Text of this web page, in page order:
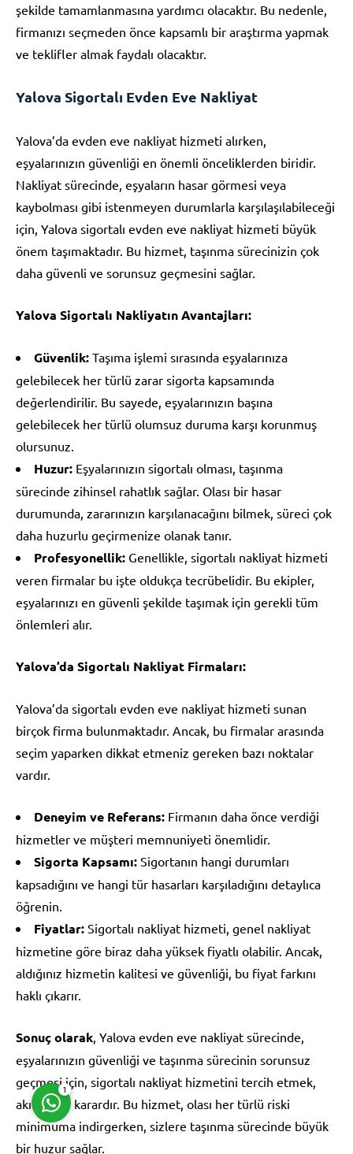
şekilde tamamlanmasına yardımcı olacaktır. Bu nedenle,
firmanızı seçmeden önce kapsamlı bir araştırma yapmak
ve teklifler almak faydalı olacaktır.
Yalova Sigortalı Evden Eve Nakliyat
Yalova’da evden eve nakliyat hizmeti alırken,
eşyalarınızın güvenliği en önemli önceliklerden biridir.
Nakliyat sürecinde, eşyaların hasar görmesi veya
kaybolması gibi istenmeyen durumlarla karşılaşılabileceği
için, Yalova sigortalı evden eve nakliyat hizmeti büyük
önem taşımaktadır. Bu hizmet, taşınma sürecinizin çok
daha güvenli ve sorunsuz geçmesini sağlar.
Yalova Sigortalı Nakliyatın Avantajları:
Güvenlik: Taşıma işlemi sırasında eşyalarınıza
gelebilecek her türlü zarar sigorta kapsamında
değerlendirilir. Bu sayede, eşyalarınızın başına
gelebilecek her türlü olumsuz duruma karşı korunmuş
olursunuz.
Huzur: Eşyalarınızın sigortalı olması, taşınma
sürecinde zihinsel rahatlık sağlar. Olası bir hasar
durumunda, zararınızın karşılanacağını bilmek, süreci çok
daha huzurlu geçirmenize olanak tanır.
Profesyonellik: Genellikle, sigortalı nakliyat hizmeti
veren firmalar bu işte oldukça tecrübelidir. Bu ekipler,
eşyalarınızı en güvenli şekilde taşımak için gerekli tüm
önlemleri alır.
Yalova’da Sigortalı Nakliyat Firmaları:
Yalova’da sigortalı evden eve nakliyat hizmeti sunan
birçok firma bulunmaktadır. Ancak, bu firmalar arasında
seçim yaparken dikkat etmeniz gereken bazı noktalar
vardır.
Deneyim ve Referans: Firmanın daha önce verdiği
hizmetler ve müşteri memnuniyeti önemlidir.
Sigorta Kapsamı: Sigortanın hangi durumları
kapsadığını ve hangi tür hasarları karşıladığını detaylıca
öğrenin.
Fiyatlar: Sigortalı nakliyat hizmeti, genel nakliyat
hizmetine göre biraz daha yüksek fiyatlı olabilir. Ancak,
aldığınız hizmetin kalitesi ve güvenliği, bu fiyat farkını
haklı çıkarır.
Sonuç olarak , Yalova evden eve nakliyat sürecinde,
eşyalarınızın güvenliği ve taşınma sürecinin sorunsuz
geçmesi için, sigortalı nakliyat hizmetini tercih etmek,
akıllıca bir karardır. Bu hizmet, olası her türlü riski
minimuma indirgerken, sizlere taşınma sürecinde büyük
bir huzur sağlar.
Müşteri Temsilcisi
Cevap Yaz
1